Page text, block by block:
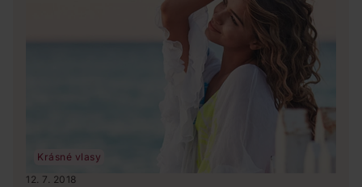
Krásné vlasy
12. 7. 2018